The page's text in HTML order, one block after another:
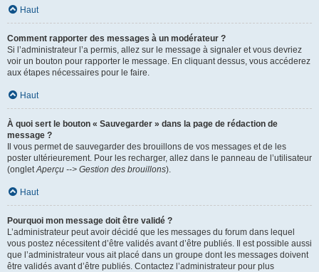
Haut
Comment rapporter des messages à un modérateur ?
Si l’administrateur l’a permis, allez sur le message à signaler et vous devriez
voir un bouton pour rapporter le message. En cliquant dessus, vous accéderez
aux étapes nécessaires pour le faire.
Haut
À quoi sert le bouton « Sauvegarder » dans la page de rédaction de
message ?
Il vous permet de sauvegarder des brouillons de vos messages et de les
poster ultérieurement. Pour les recharger, allez dans le panneau de l’utilisateur
(ongletAperçu --> Gestion des brouillons).
Haut
Pourquoi mon message doit être validé ?
L’administrateur peut avoir décidé que les messages du forum dans lequel
vous postez nécessitent d’être validés avant d’être publiés. Il est possible aussi
que l’administrateur vous ait placé dans un groupe dont les messages doivent
être validés avant d’être publiés. Contactez l’administrateur pour plus